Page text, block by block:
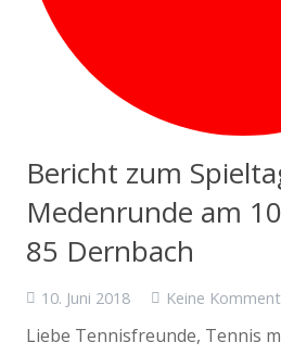
Bericht zum
Medenrunde am
85 Dernbach
10. Juni 2018 Keine
Liebe Tennisfreunde, Tennis